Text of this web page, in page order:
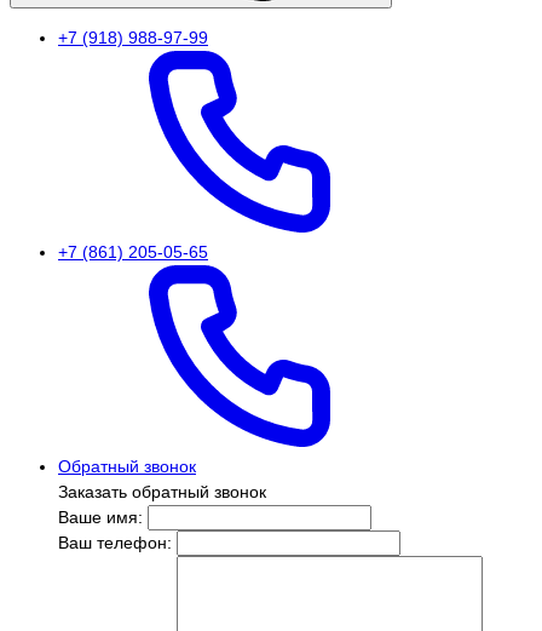
+7 (918) 988-97-99
+7 (861) 205-05-65
Обратный звонок
Заказать обратный звонок
Ваше имя:
Ваш телефон: